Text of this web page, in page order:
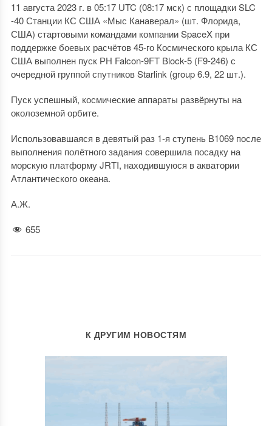
11 августа 2023 г. в 05:17 UTC (08:17 мск) с площадки SLC
-40 Станции КС США «Мыс Канаверал» (шт. Флорида,
США) стартовыми командами компании SpaceX при
поддержке боевых расчётов 45-го Космического крыла КС
США выполнен пуск РН Falcon-9FT Block-5 (F9-246) с
очередной группой спутников Starlink (group 6.9, 22 шт.).
Пуск успешный, космические аппараты развёрнуты на
околоземной орбите.
Использовавшаяся в девятый раз 1-я ступень В1069 после
выполнения полётного задания совершила посадку на
морскую платформу JRTI, находившуюся в акватории
Атлантического океана.
А.Ж.
655
К ДРУГИМ НОВОСТЯМ